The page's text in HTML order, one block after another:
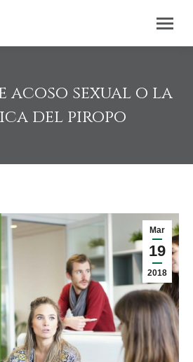
acoso sexual o la
del piropo
Mar
19
2018